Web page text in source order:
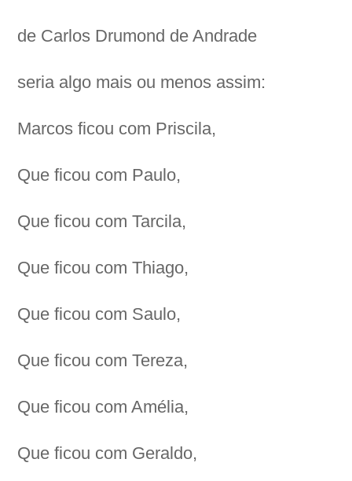
de Carlos Drumond de Andrade
seria algo mais ou menos assim:
Marcos ficou com Priscila,
Que ficou com Paulo,
Que ficou com Tarcila,
Que ficou com Thiago,
Que ficou com Saulo,
Que ficou com Tereza,
Que ficou com Amélia,
Que ficou com Geraldo,